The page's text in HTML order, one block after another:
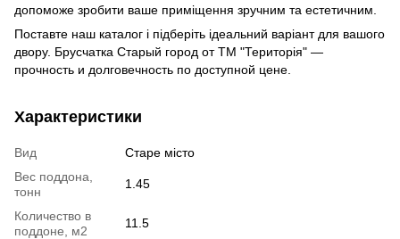
допоможе зробити ваше приміщення зручним та естетичним.
Поставте наш каталог і підберіть ідеальний варіант для вашого
двору. Брусчатка Старый город от ТМ "Територія" —
прочность и долговечность по доступной цене.
Характеристики
Вид
Старе місто
Вес поддона,
тонн
1.45
Количество в
поддоне, м2
11.5